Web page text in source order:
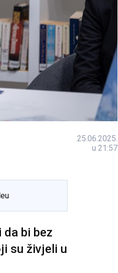
25.06.2025.
u 21:57
da bi bez
su živjeli u